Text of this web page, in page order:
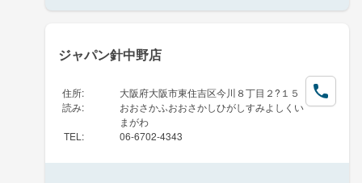
ジャパン針中野店
住所:
大阪府大阪市東住吉区今川８丁目２?１５
読み:
おおさかふおおさかしひがしすみよしくい
まがわ
TEL : 06-6702-4343